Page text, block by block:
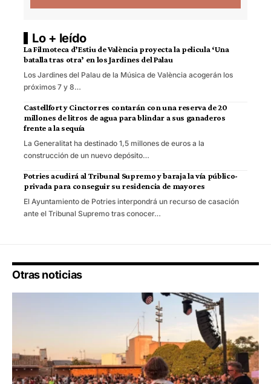
Lo + leído
La Filmoteca d’Estiu de València proyecta la pelicula ‘Una
batalla tras otra’ en los Jardines del Palau
Los Jardines del Palau de la Música de València acogerán los
próximos 7 y 8…
Castellfort y Cinctorres contarán con una reserva de 20
millones de litros de agua para blindar a sus ganaderos
frente a la sequía
La Generalitat ha destinado 1,5 millones de euros a la
construcción de un nuevo depósito…
Potries acudirá al Tribunal Supremo y baraja la vía público-
privada para conseguir su residencia de mayores
El Ayuntamiento de Potries interpondrá un recurso de casación
ante el Tribunal Supremo tras conocer…
Otras noticias